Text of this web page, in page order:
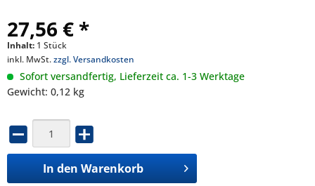
27,56 € *
Inhalt: 1 Stück
inkl. MwSt.zzgl. Versandkosten
Sofort versandfertig, Lieferzeit ca. 1-3 Werktage
Gewicht: 0,12 kg
In den Warenkorb